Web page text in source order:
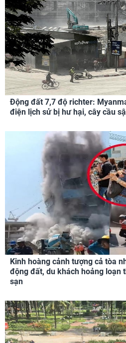
Động đất 7,7 độ richter:
điện lịch sử bị hư hại, cây cầu
Kinh hoàng cảnh tượng cả tòa
động đất, du khách hoảng loạn
sạn